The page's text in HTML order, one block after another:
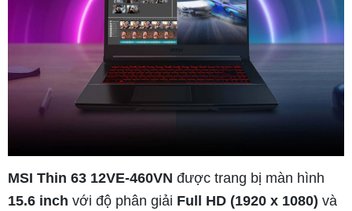
MSI Thin 63 12VE-460VN được trang bị màn hình
15.6 inch với độ phân giải Full HD (1920 x 1080) và